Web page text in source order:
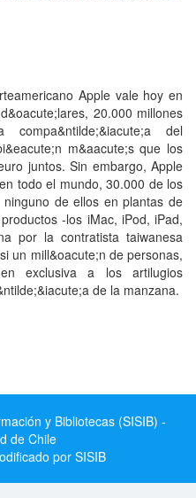
Apple vale hoy en
20.000 millones
del
m&aacute;s que los
juntos. Sin embargo, Apple
todo el mundo, 30.000 de los
de ellos en plantas de
-los iMac, iPod, iPad,
por la contratista taiwanesa
un mill&oacute;n de personas,
exclusiva a los artilugios
de la manzana.
y Bibliotecas (SISIB) -
de Chile
por SISIB